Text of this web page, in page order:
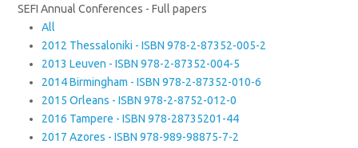
SEFI Annual Conferences - Full papers
All
2012 Thessaloniki - ISBN 978-2-87352-005-2
2013 Leuven - ISBN 978-2-87352-004-5
2014 Birmingham - ISBN 978-2-87352-010-6
2015 Orleans - ISBN 978-2-8752-012-0
2016 Tampere - ISBN 978-28735201-44
2017 Azores - ISBN 978-989-98875-7-2